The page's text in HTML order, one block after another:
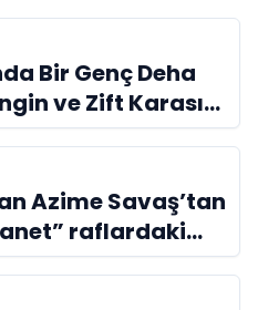
Bir Genç Deha
ve Zift Karası
Azime Savaş’tan
raflardaki